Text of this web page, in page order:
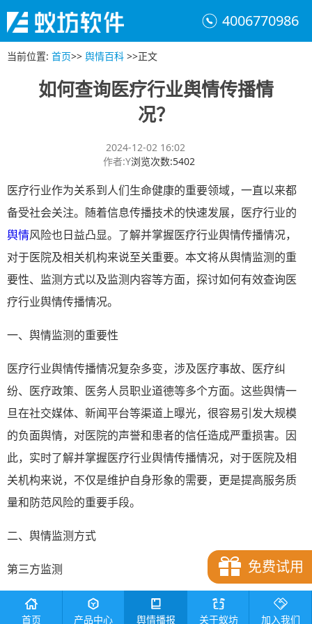
4006770986
当前位置: 首页>> 舆情百科 >>正文
如何查询医疗行业舆情传播情
况？
2024-12-02 16:02
作者:Y浏览次数:5402
医疗行业作为关系到人们生命健康的重要领域，一直以来都
备受社会关注。随着信息传播技术的快速发展，医疗行业的
舆情风险也日益凸显。了解并掌握医疗行业舆情传播情况，
对于医院及相关机构来说至关重要。本文将从舆情监测的重
要性、监测方式以及监测内容等方面，探讨如何有效查询医
疗行业舆情传播情况。
一、舆情监测的重要性
医疗行业舆情传播情况复杂多变，涉及医疗事故、医疗纠
纷、医疗政策、医务人员职业道德等多个方面。这些舆情一
旦在社交媒体、新闻平台等渠道上曝光，很容易引发大规模
的负面舆情，对医院的声誉和患者的信任造成严重损害。因
此，实时了解并掌握医疗行业舆情传播情况，对于医院及相
关机构来说，不仅是维护自身形象的需要，更是提高服务质
量和防范风险的重要手段。
二、舆情监测方式
第三方监测
由于网上的数据量多且实时更新，单靠人工自行监测不仅费
免费试用
首页 产品中心 舆情播报 关于蚁坊 加入我们